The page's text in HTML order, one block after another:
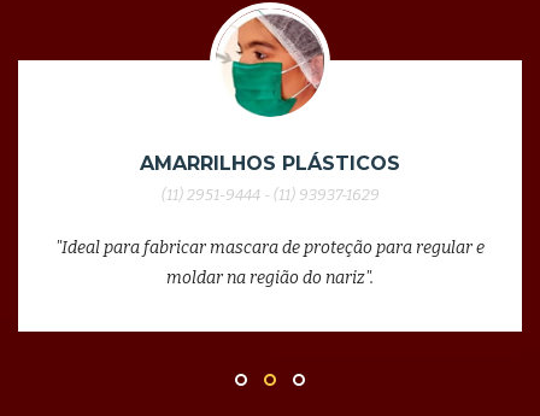
AMARRILHOS PLÁSTICOS
(11) 2951-9444 - (11) 93937-1629
"Ideal para fabricar mascara de proteção para regular e
moldar na região do nariz".